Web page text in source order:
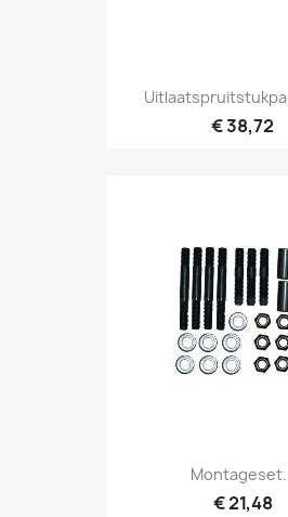
€ 38,72
€ 21,48